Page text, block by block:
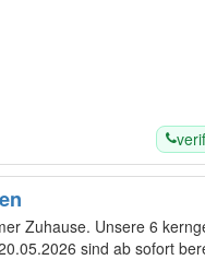
6 kerngesunde,
sind ab sofort